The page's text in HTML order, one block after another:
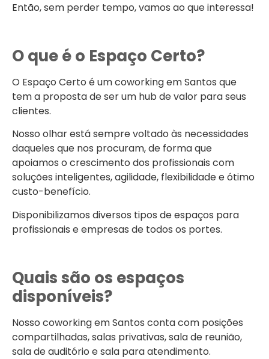
Então, sem perder tempo, vamos ao que interessa!
O que é o Espaço Certo?
O Espaço Certo é um coworking em Santos que
tem a proposta de ser um hub de valor para seus
clientes.
Nosso olhar está sempre voltado às necessidades
daqueles que nos procuram, de forma que
apoiamos o crescimento dos profissionais com
soluções inteligentes, agilidade, flexibilidade e ótimo
custo-benefício.
Disponibilizamos diversos tipos de espaços para
profissionais e empresas de todos os portes.
Quais são os espaços
disponíveis?
Nosso coworking em Santos conta com posições
compartilhadas, salas privativas, sala de reunião,
sala de auditório e sala para atendimento.